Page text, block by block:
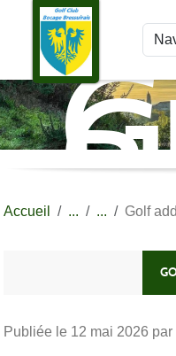
Accueil Golf
Publiée le 12 mai 2026 par
Panneau de gestion des